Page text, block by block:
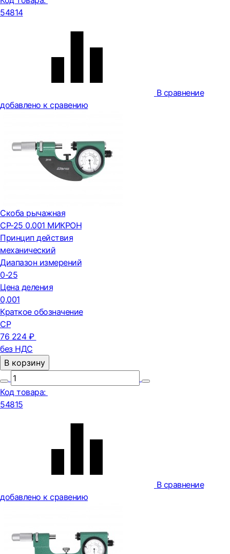
54814
В сравнение
добавлено к сравению
Скоба рычажная
СР-25 0.001 МИКРОН
Принцип действия
механический
Диапазон измерений
0-25
Цена деления
0,001
Краткое обозначение
СР
76 224 ₽
без НДС
В корзину
Код товара:
54815
В сравнение
добавлено к сравению